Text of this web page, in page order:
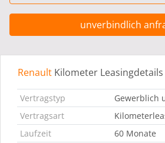
unverbindlich
Leasingdetails Fahrzeugdetails
Renault Kilometer Leasingdetails
Vertragstyp
Gewerblich
Vertragsart
Laufzeit
60 Monate